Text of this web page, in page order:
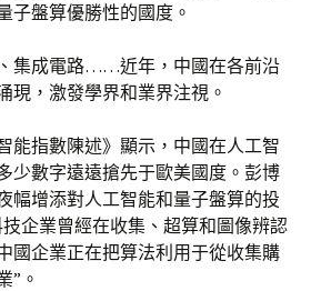
子盤算優勝性的國度。
集成電路……近年，中國在各前沿
現，激發學界和業界注視。
能指數陳述》顯示，中國在人工智
少數字遠遠搶先于歐美國度。彭博
幅增添對人工智能和量子盤算的投
企業曾經在收集、超算和圖像辨認
國企業正在把算法利用于從收集購
”。